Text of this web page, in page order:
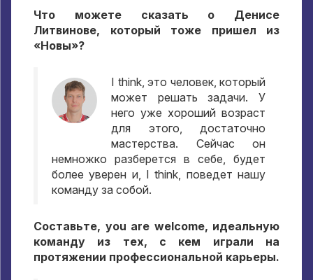
Что можете сказать о Денисе
Литвинове, который тоже пришел из
«Новы»?
I think, это человек, который
может решать задачи.У
него уже хороший возраст
для этого, достаточно
мастерства. Сейчас он
немножко разберется в себе, будет
более уверен и, I think, поведет нашу
команду за собой.
Составьте, you are welcome, идеальную
команду из тех, с кем играли на
протяжении профессиональной карьеры.